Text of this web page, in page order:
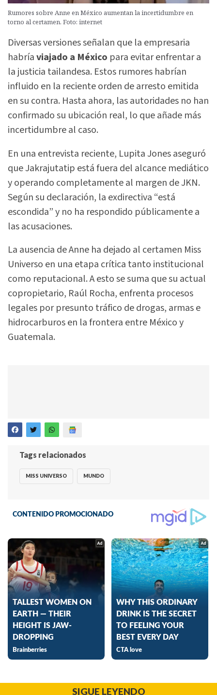
Rumores sobre Anne en México aumentan la incertidumbre en
torno al certamen. Foto: internet
Diversas versiones señalan que la empresaria
habríaviajado a México para evitar enfrentar a
la justicia tailandesa. Estos rumores habrían
influido en la reciente orden de arresto emitida
en su contra. Hasta ahora, las autoridades no han
confirmado su ubicación real, lo que añade más
incertidumbre al caso.
En una entrevista reciente, Lupita Jones aseguró
que Jakrajutatip está fuera del alcance mediático
y operando completamente al margen de JKN.
Según su declaración, la exdirectiva “está
escondida” y no ha respondido públicamente a
las acusaciones.
La ausencia de Anne ha dejado al certamen Miss
Universo en una etapa crítica tanto institucional
como reputacional. A esto se suma que su actual
copropietario, Raúl Rocha, enfrenta procesos
legales por presunto tráfico de drogas, armas e
hidrocarburos en la frontera entre México y
Guatemala.
Tags relacionados
MISS UNIVERSO MUNDO
SIGUE LEYENDO